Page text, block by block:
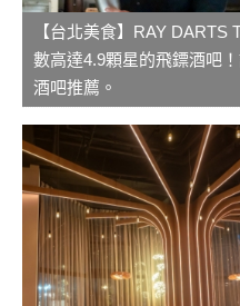
【台北美食】RAY DARTS
數高達4.9顆星的飛鏢酒吧
酒吧推薦。